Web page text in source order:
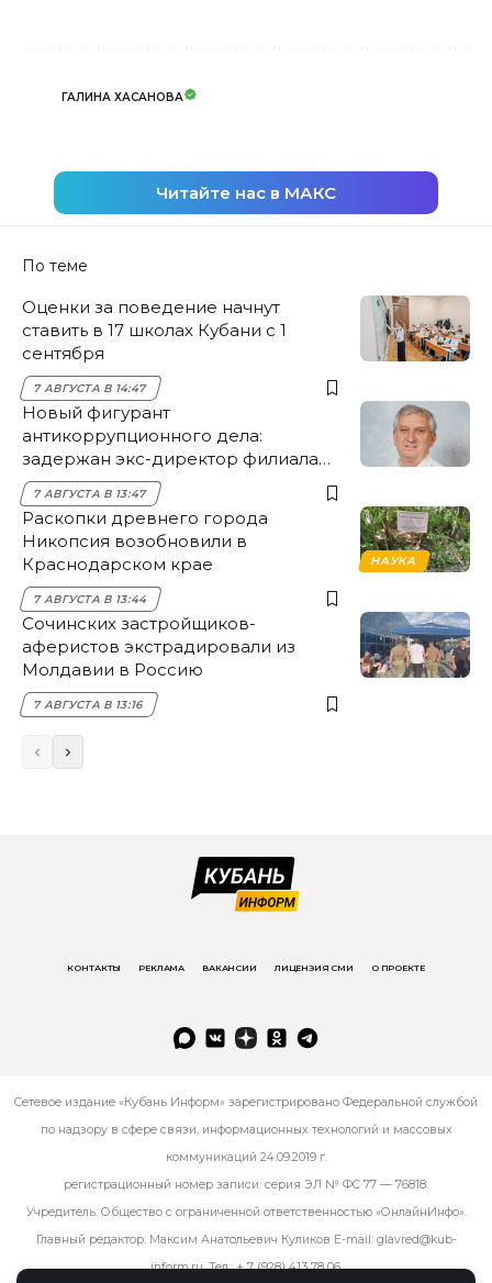
ГАЛИНА ХАСАНОВА
Читайте нас в МАКС
По теме
Оценки за поведение начнут
ставить в 17 школах Кубани с 1
сентября
7 АВГУСТА В 14:47
Новый фигурант
антикоррупционного дела:
задержан экс-директор филиала
НЭСК Крымска
7 АВГУСТА В 13:47
НАУКА
Раскопки древнего города
Никопсия возобновили в
Краснодарском крае
7 АВГУСТА В 13:44
Сочинских застройщиков-
аферистов экстрадировали из
Молдавии в Россию
7 АВГУСТА В 13:16
КОНТАКТЫ РЕКЛАМА ВАКАНСИИ ЛИЦЕНЗИЯ СМИ О ПРОЕКТЕ
Сетевое издание «Кубань Информ» зарегистрировано Федеральной службой
по надзору в сфере связи, информационных технологий и массовых
коммуникаций 24.09.2019 г.
регистрационный номер записи: серия ЭЛ № ФС 77 — 76818.
Учредитель: Общество с ограниченной ответственностью «ОнлайнИнфо».
Главный редактор: Максим Анатольевич Куликов E-mail: glavred@kub-
inform.ru. Тел.:+ 7 (928) 413 78 06.